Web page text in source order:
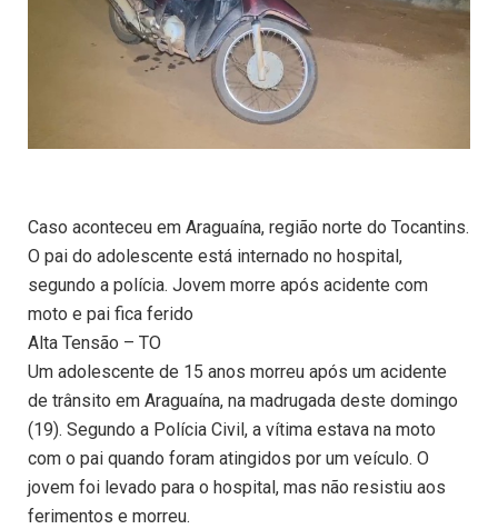
Caso aconteceu em Araguaína, região norte do Tocantins.
O pai do adolescente está internado no hospital,
segundo a polícia. Jovem morre após acidente com
moto e pai fica ferido
Alta Tensão – TO
Um adolescente de 15 anos morreu após um acidente
de trânsito em Araguaína, na madrugada deste domingo
(19). Segundo a Polícia Civil, a vítima estava na moto
com o pai quando foram atingidos por um veículo. O
jovem foi levado para o hospital, mas não resistiu aos
ferimentos e morreu.